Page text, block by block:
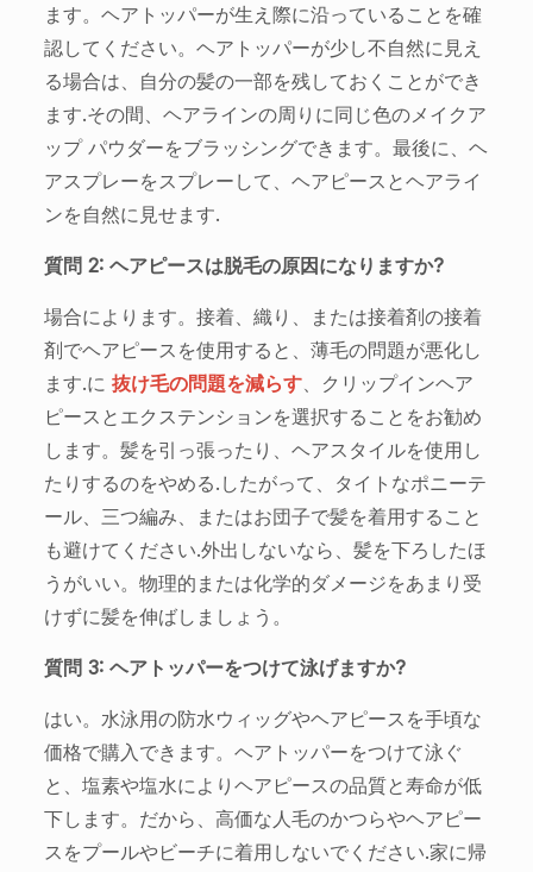
ます。ヘアトッパーが生え際に沿っていることを確
認してください。ヘアトッパーが少し不自然に見え
る場合は、自分の髪の一部を残しておくことができ
ます.その間、ヘアラインの周りに同じ色のメイクア
ップ パウダーをブラッシングできます。最後に、ヘ
アスプレーをスプレーして、ヘアピースとヘアライ
ンを自然に見せます.
質問 2: ヘアピースは脱毛の原因になりますか?
場合によります。接着、織り、または接着剤の接着
剤でヘアピースを使用すると、薄毛の問題が悪化し
ます.に 抜け毛の問題を減らす、クリップインヘア
ピースとエクステンションを選択することをお勧め
します。髪を引っ張ったり、ヘアスタイルを使用し
たりするのをやめる.したがって、タイトなポニーテ
ール、三つ編み、またはお団子で髪を着用すること
も避けてください.外出しないなら、髪を下ろしたほ
うがいい。物理的または化学的ダメージをあまり受
けずに髪を伸ばしましょう。
質問 3: ヘアトッパーをつけて泳げますか?
はい。水泳用の防水ウィッグやヘアピースを手頃な
価格で購入できます。ヘアトッパーをつけて泳ぐ
と、塩素や塩水によりヘアピースの品質と寿命が低
下します。だから、高価な人毛のかつらやヘアピー
スをプールやビーチに着用しないでください.家に帰